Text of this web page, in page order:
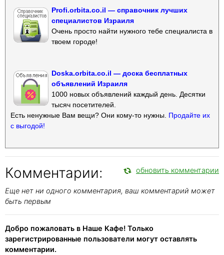
Profi.orbita.co.il — справочник лучших
специалистов Израиля
Очень просто найти нужного тебе специалиста в
твоем городе!
Doska.orbita.co.il — доска бесплатных
объявлений Израиля
1000 новых объявлений каждый день. Десятки
тысяч посетителей.
Есть ненужные Вам вещи? Они кому-то нужны. Продайте их
с выгодой!
Комментарии: обновить комментарии
Еще нет ни одного комментария, ваш комментарий может
быть первым
Добро пожаловать в Наше Кафе! Только
зарегистрированные пользователи могут оставлять
комментарии.